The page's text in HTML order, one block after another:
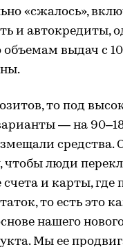
«сжалось»,
и автокредиты,
выдач с
то под
— на
средства.
чтобы люди
и карты, где
то есть это
нашего
Мы ее